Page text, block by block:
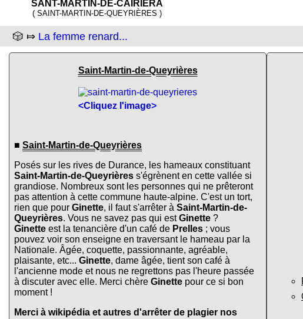
SANT-MARTIN-DE-CAIRIÈRA
( SAINT-MARTIN-DE-QUEYRIÈRES )
🎲 ⤇ La femme renard...
Saint-Martin-de-Queyrières
<Cliquez l'image>
■ Saint-Martin-de-Queyrières
Posés sur les rives de Durance, les hameaux constituant
Saint-Martin-de-Queyrières s'égrènent en cette vallée si
grandiose. Nombreux sont les personnes qui ne prêteront
pas attention à cette commune haute-alpine. C'est un tort,
rien que pour Ginette, il faut s'arrêter à Saint-Martin-de-
Queyrières. Vous ne savez pas qui estGinette ?
Ginette est la tenancière d'un café de Prelles ; vous
pouvez voir son enseigne en traversant le hameau par la
Nationale. Âgée, coquette, passionnante, agréable,
plaisante, etc... Ginette, dame âgée, tient son café à
l'ancienne mode et nous ne regrettons pas l'heure passée
à discuter avec elle. Merci chère Ginette pour ce si bon
moment !
Merci à wikipédia et autres d'arrêter de plagier nos